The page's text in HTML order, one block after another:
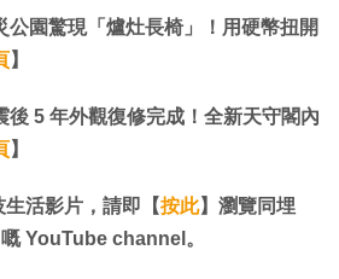
公園驚現「爐灶長椅」！用硬幣扭開
】
後 5 年外觀復修完成！全新天守閣內
】
活影片，請即【按此】瀏覽同埋
YouTube channel。